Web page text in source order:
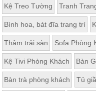
Kệ Treo Tường Tranh
Bình hoa, bát đĩa trang trí
Thảm trải sàn Sofa Phòng
Kệ Tivi Phòng Khách Bàn
Bàn trà phòng khách Tủ